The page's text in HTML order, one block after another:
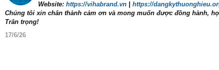
Website: https://vihabrand.vn
https://
Chúng tôi xin chân thành cảm ơn và mong muốn được đồng hành,
Trân trọng!
17/6/26